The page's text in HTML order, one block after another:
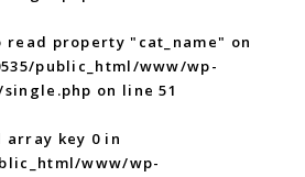
read property "cat_name" on
public_html/www/wp-
on line51
array key 0 in
www/wp-